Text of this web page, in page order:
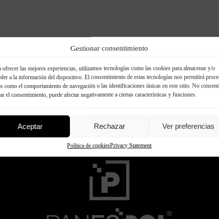
Gestionar consentimiento
ofrecer las mejores experiencias, utilizamos tecnologías como las cookies para almacenar y/o
a la información del dispositivo. El consentimiento de estas tecnologías nos permitirá
como el comportamiento de navegación o las identificaciones únicas en este sitio. No
el consentimiento, puede afectar negativamente a ciertas características y funciones.
Aceptar Rechazar Ver preferencias
Política de cookiesPrivacy Statement